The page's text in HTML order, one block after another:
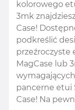
kolorowego
3mk
Case!
podkreślić
przeźroczyste
MagCase lub
pancerne etui
Case! Na